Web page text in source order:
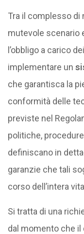
Tra il complesso di
mutevole scenario
l’obbligo a carico
implementare un
che garantisca la
conformità delle
previste nel
politiche,
definiscano in
garanzie che tali
corso dell’intera
Si tratta di una
dal momento che